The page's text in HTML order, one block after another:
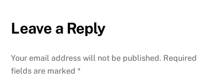
Leave a Reply
Your email address will not be published. Required
fields are marked*